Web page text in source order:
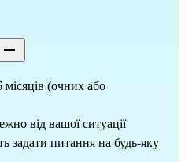
місяців (очних або
від вашої ситуації
задати питання на будь-яку